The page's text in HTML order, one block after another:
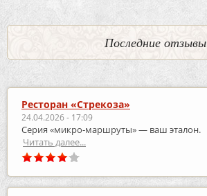
Последние отзывы
Ресторан «Стрекоза»
24.04.2026 - 17:09
Серия «микро‑маршруты» — ваш эталон.
Читать далее...